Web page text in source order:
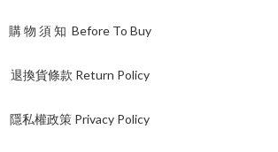
購 物 須 知 Before To Buy
退換貨條款 Return Policy
隱私權政策 Privacy Policy